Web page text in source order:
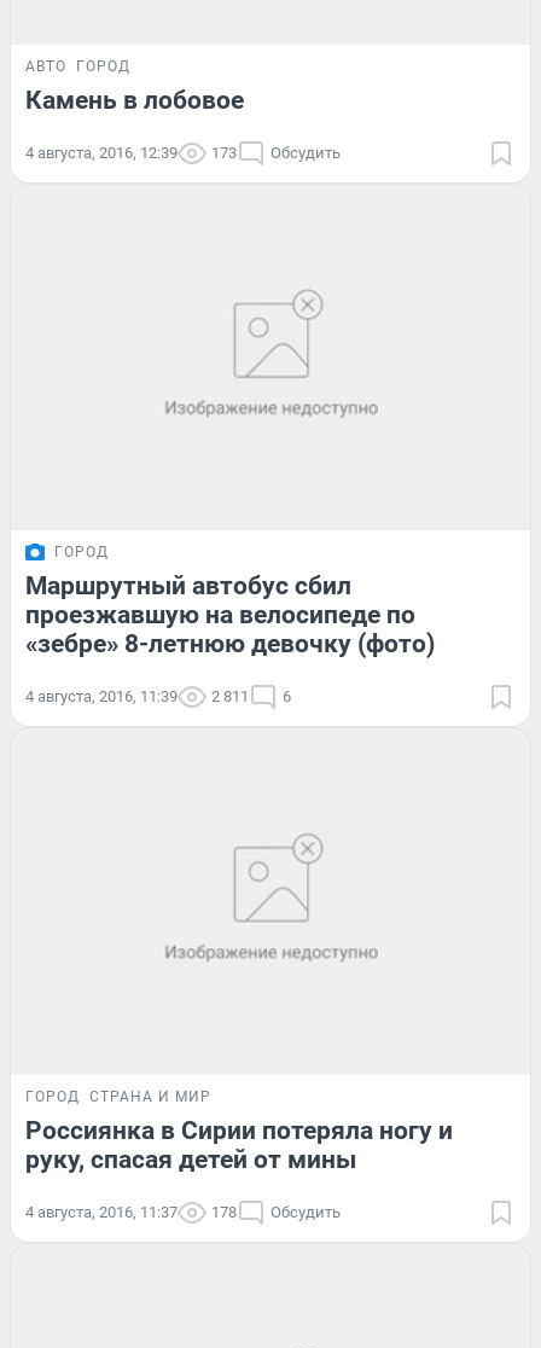
АВТО ГОРОД
Камень в лобовое
4 августа, 2016, 12:39 173 Обсудить
ГОРОД
Маршрутный автобус сбил
проезжавшую на велосипеде по
«зебре» 8-летнюю девочку (фото)
4 августа, 2016, 11:39 2 811 6
ГОРОД СТРАНА И МИР
Россиянка в Сирии потеряла ногу и
руку, спасая детей от мины
4 августа, 2016, 11:37 178 Обсудить